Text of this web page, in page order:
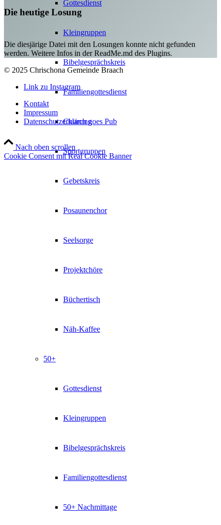
Gottesdienst
Kleingruppen
Bibelgesprächskreis
Familiengottesdienst
Church goes Pub
Sportgruppen
Gebetskreis
Posaunenchor
Seelsorge
Projektchöre
Büchertisch
Näh-Kaffee
50+
Gottesdienst
Kleingruppen
Bibelgesprächskreis
Familiengottesdienst
50+ Nachmittage
Die heutige Losung
Die diesjärige Datei mit den Losungen konnte nicht gefunden
werden. Weitere Infos in der ReadMe.md des Plugins.
© 2025 Chrischona Gemeinde Braach
Link zu Instagram
Kontakt
Impressum
Datenschutzerklärung
Nach oben scrollen
Cookie Consent mit Real Cookie Banner